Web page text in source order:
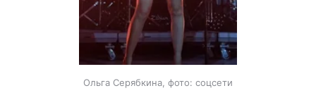
Ольга Серябкина, фото: соцсети